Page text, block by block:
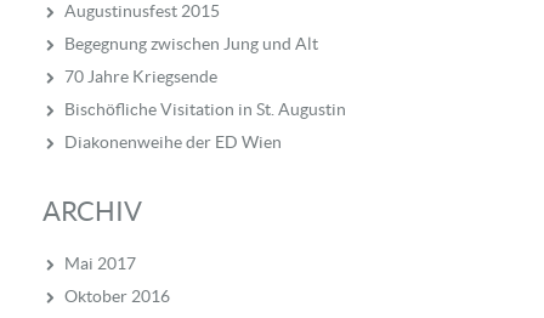
Augustinusfest 2015
Begegnung zwischen Jung und Alt
70 Jahre Kriegsende
Bischöfliche Visitation in St. Augustin
Diakonenweihe der ED Wien
ARCHIV
Mai 2017
Oktober 2016